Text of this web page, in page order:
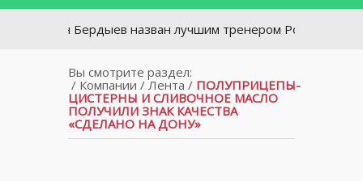
Бердыев назван лучшим тренером России в 2016 году
Вы смотрите раздел:
/ Компании /Лента / ПОЛУПРИЦЕПЫ-
ЦИСТЕРНЫ И СЛИВОЧНОЕ МАСЛО
ПОЛУЧИЛИ ЗНАК КАЧЕСТВА
«СДЕЛАНО НА ДОНУ»